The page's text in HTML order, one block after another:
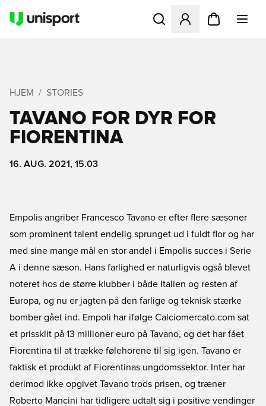
Åbner en Modal til at
HJEM STORIES
TAVANO FOR DYR FOR
FIORENTINA
16. AUG. 2021, 15.03
Empolis angriber Francesco Tavano er efter flere sæsoner
som prominent talent endelig sprunget ud i fuldt flor og har
med sine mange mål en stor andel i Empolis succes i Serie
A i denne sæson. Hans farlighed er naturligvis også blevet
noteret hos de større klubber i både Italien og resten af
Europa, og nu er jagten på den farlige og teknisk stærke
bomber gået ind. Empoli har ifølge Calciomercato.com sat
et prissklit på 13 millioner euro på Tavano, og det har fået
Fiorentina til at trække følehorene til sig igen. Tavano er
faktisk et produkt af Fiorentinas ungdomssektor. Inter har
derimod ikke opgivet Tavano trods prisen, og træner
Roberto Mancini har tidligere udtalt sig i positive vendinger